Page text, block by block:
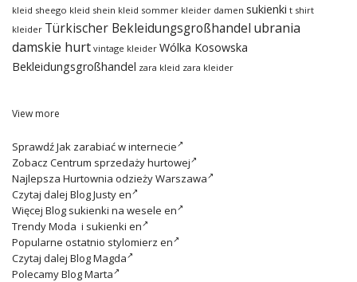
kleid sheego kleid shein kleid sommer kleider damen sukienki t shirt
kleider Türkischer Bekleidungsgroßhandel ubrania
damskie hurt vintage kleider Wólka Kosowska
Bekleidungsgroßhandel zara kleid zara kleider
View more
SprawdźJak zarabiać w internecie
Zobacz Centrum sprzedaży hurtowej
Najlepsza Hurtownia odzieży Warszawa
Czytaj dalej Blog Justy en
Więcej Blog sukienki na wesele en
TrendyModa i sukienki en
Popularne ostatnio stylomierz en
Czytaj dalej Blog Magda
PolecamyBlog Marta